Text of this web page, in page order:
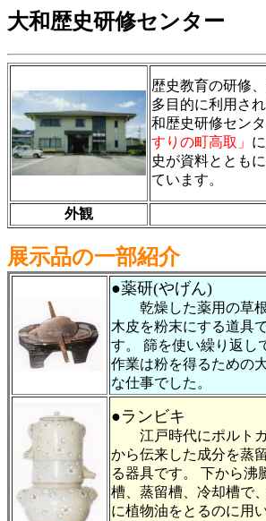
大和歴史研修センター
歴史教育の研修
多目的に利用さ
和歴史研修セン
すりの町高取」
史が資料ととも
ています。
外観
展示品の一部紹介
●薬研(やげん)
乾燥した薬用の草根
木皮を粉末にする道具
す。 篩を使い繰り返し
作業は粉を得るための
な仕事でした。
●ランビキ
江戸時代にポルト
から伝来した成分を蒸
る器具です。 下から沸
槽、蒸留槽、冷却槽で
に植物油をとるのに用